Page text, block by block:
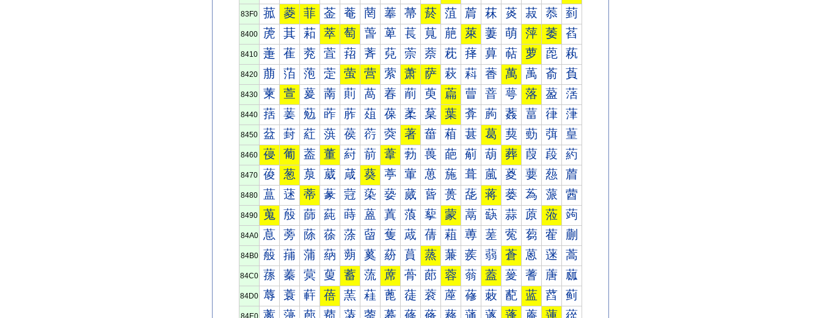
83F0 菰 菱 菲 菳 菴 菵 菶 菷 菸 菹 菺 菻 菼 菽 菾 菿
8400 萀 萁 萂 萃 萄 萅 萆 萇 萈 萉 萊 萋 萌 萍 萎 萏
8410 萐 萑 萒 萓 萔 萕 萖 萗 萘 萙 萚 萛 萜 萝 萞 萟
8420 萠 萡 萢 萣 萤 营 萦 萧 萨 萩 萪 萫 萬 萭 萮 萯
8430 萰 萱 萲 萳 萴 萵 萶 萷 萸 萹 萺 萻 萼 落 萾 萿
8440 葀 葁 葂 葃 葄 葅 葆 葇 葈 葉 葊 葋 葌 葍 葎 葏
8450 葐 葑 葒 葓 葔 葕 葖 著 葘 葙 葚 葛 葜 葝 葞 葟
8460 葠 葡 葢 董 葤 葥 葦 葧 葨 葩 葪 葫 葬 葭 葮 葯
8470 葰 葱 葲 葳 葴 葵 葶 葷 葸 葹 葺 葻 葼 葽 葾 葿
8480 蒀 蒁 蒂 蒃 蒄 蒅 蒆 蒇 蒈 蒉 蒊 蒋 蒌 蒍 蒎 蒏
8490 蒐 蒑 蒒 蒓 蒔 蒕 蒖 蒗 蒘 蒙 蒚 蒛 蒜 蒝 蒞 蒟
84A0 蒠 蒡 蒢 蒣 蒤 蒥 蒦 蒧 蒨 蒩 蒪 蒫 蒬 蒭 蒮 蒯
84B0 蒰 蒱 蒲 蒳 蒴 蒵 蒶 蒷 蒸 蒹 蒺 蒻 蒼 蒽 蒾 蒿
84C0 蓀 蓁 蓂 蓃 蓄 蓅 蓆 蓇 蓈 蓉 蓊 蓋 蓌 蓍 蓎 蓏
84D0 蓐 蓑 蓒 蓓 蓔 蓕 蓖 蓗 蓘 蓙 蓚 蓛 蓜 蓝 蓞 蓟
84E0 蓠 蓡 蓢 蓣 蓤 蓥 蓦 蓧 蓨 蓩 蓪 蓫 蓬 蓭 蓮 蓯